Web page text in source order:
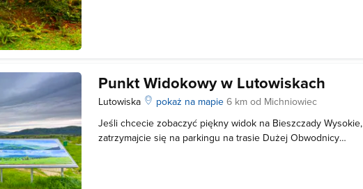
Punkt Widokowy w Lutowiskach
Lutowiska pokaż na mapie6 km od Michniowiec
Jeśli chcecie zobaczyć piękny widok na Bieszczady Wysokie,
zatrzymajcie się na parkingu na trasie Dużej Obwodnicy